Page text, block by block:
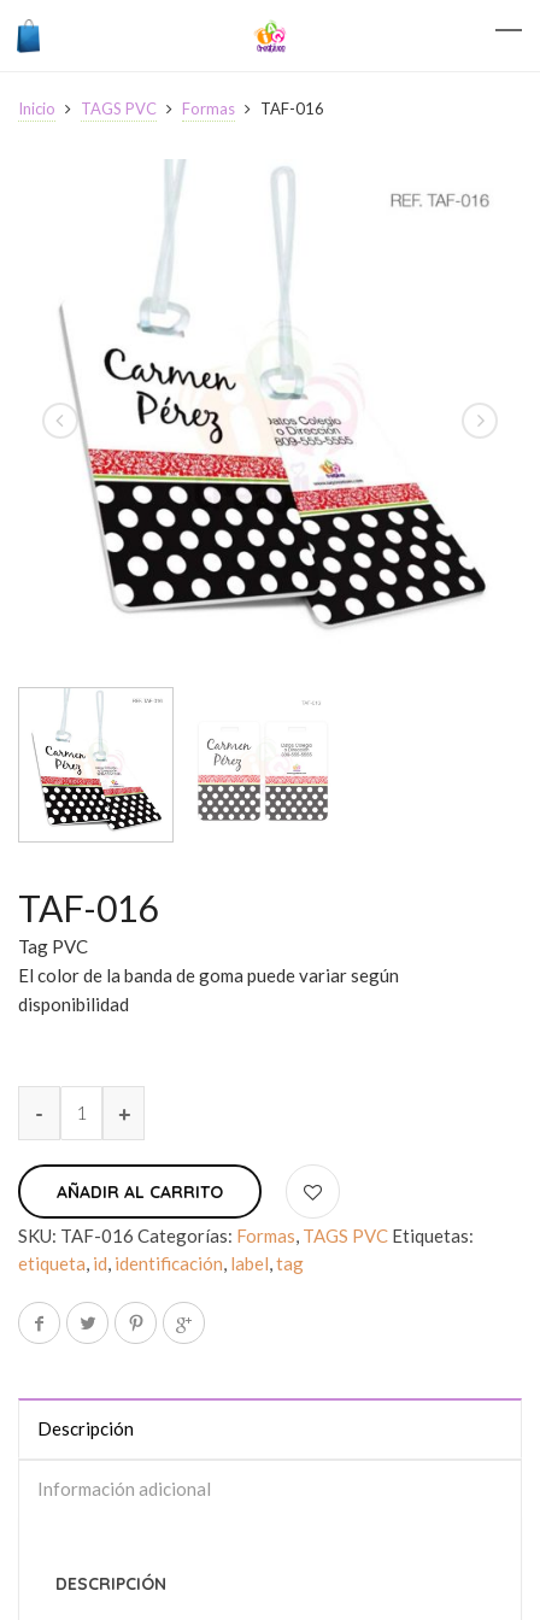
Inicio TAGS PVC Formas TAF-016
TAF-016
Tag PVC
El color de la banda de goma puede variar según
disponibilidad
AÑADIR AL CARRITO
SKU: TAF-016 Categorías: Formas, TAGS PVC Etiquetas:
etiqueta, id, identificación, label,tag
Descripción
Información adicional
DESCRIPCIÓN